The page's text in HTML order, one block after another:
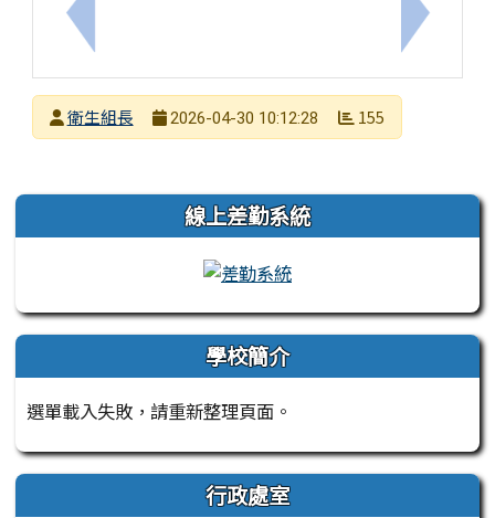
上一筆：臺南市安定區南安國小114學年度築夢南安
下一筆：
發布者
衛生組長
2026-04-30 10:12:28 155
左邊區域內容 線上差勤系統
學校簡介
選單載入失敗，請重新整理頁面。
行政處室